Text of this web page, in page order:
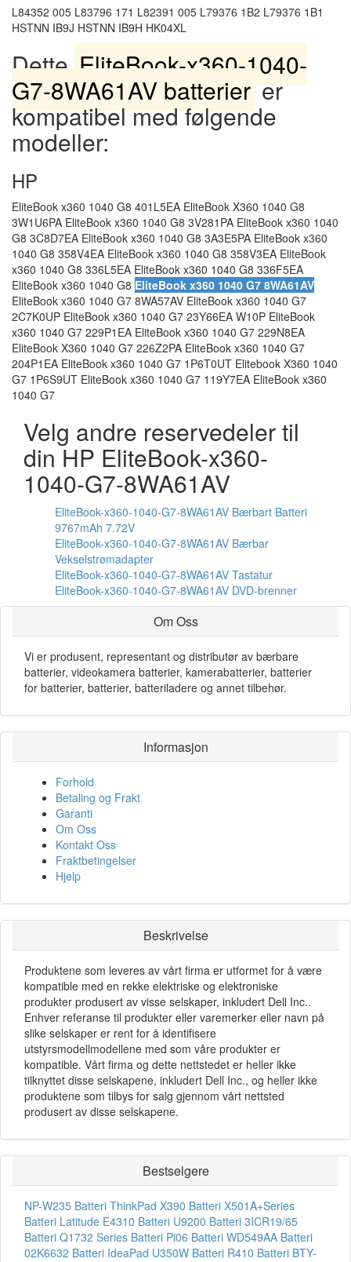
L84352 005 L83796 171 L82391 005 L79376 1B2 L79376 1B1
HSTNN IB9J HSTNN IB9H HK04XL
DetteEliteBook-x360-1040-
G7-8WA61AV batterierer
kompatibel med følgende
modeller:
HP
EliteBook x360 1040 G8 401L5EA EliteBook X360 1040 G8
3W1U6PA EliteBook x360 1040 G8 3V281PA EliteBook x360 1040
G8 3C8D7EA EliteBook x360 1040 G8 3A3E5PA EliteBook x360
1040 G8 358V4EA EliteBook x360 1040 G8 358V3EA EliteBook
x360 1040 G8 336L5EA EliteBook x360 1040 G8 336F5EA
EliteBook x360 1040 G8 EliteBook x360 1040 G7 8WA61AV
EliteBook x360 1040 G7 8WA57AV EliteBook x360 1040 G7
2C7K0UP EliteBook x360 1040 G7 23Y66EA W10P EliteBook
x360 1040 G7 229P1EA EliteBook x360 1040 G7 229N8EA
EliteBook X360 1040 G7 226Z2PA EliteBook x360 1040 G7
204P1EA EliteBook x360 1040 G7 1P6T0UT Elitebook X360 1040
G7 1P6S9UT EliteBook x360 1040 G7 119Y7EA EliteBook x360
1040 G7
Velg andre reservedeler til
din HP EliteBook-x360-
1040-G7-8WA61AV
EliteBook-x360-1040-G7-8WA61AV Bærbart Batteri
9767mAh 7.72V
EliteBook-x360-1040-G7-8WA61AV Bærbar
Vekselstrømadapter
EliteBook-x360-1040-G7-8WA61AV Tastatur
EliteBook-x360-1040-G7-8WA61AV DVD-brenner
Om Oss
Vi er produsent, representant og distributør av bærbare
batterier, videokamera batterier, kamerabatterier, batterier
for batterier, batterier, batteriladere og annet tilbehør.
Informasjon
Forhold
Betaling og Frakt
Garanti
Om Oss
Kontakt Oss
Fraktbetingelser
Hjelp
Beskrivelse
Produktene som leveres av vårt firma er utformet for å være
kompatible med en rekke elektriske og elektroniske
produkter produsert av visse selskaper, inkludert Dell Inc..
Enhver referanse til produkter eller varemerker eller navn på
slike selskaper er rent for å identifisere
utstyrsmodellmodellene med som våre produkter er
kompatible. Vårt firma og dette nettstedet er heller ikke
tilknyttet disse selskapene, inkludert Dell Inc., og heller ikke
produktene som tilbys for salg gjennom vårt nettsted
produsert av disse selskapene.
Bestselgere
NP-W235 Batteri ThinkPad X390 Batteri X501A+Series
Batteri Latitude E4310 Batteri U9200 Batteri 3ICR19/65
Batteri Q1732 Series Batteri Pi06 Batteri WD549AA Batteri
02K6632 Batteri IdeaPad U350W Batteri R410 Batteri BTY-